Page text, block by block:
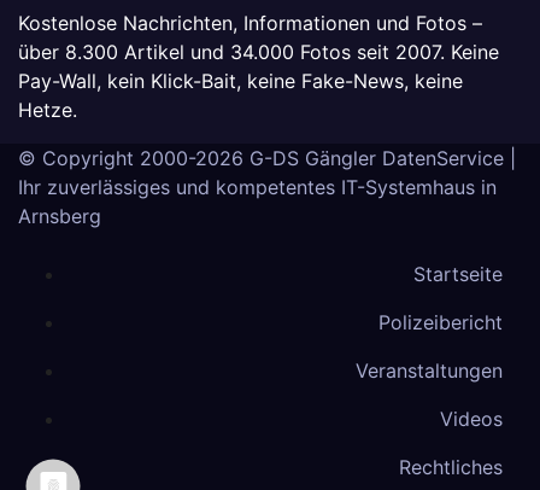
Kostenlose Nachrichten, Informationen und Fotos –
über 8.300 Artikel und 34.000 Fotos seit 2007. Keine
Pay-Wall, kein Klick-Bait, keine Fake-News, keine
Hetze.
© Copyright 2000-2026 G-DS Gängler DatenService
Ihr zuverlässiges und kompetentes IT-Systemhaus in
Arnsberg
Startseite
Polizeibericht
Veranstaltungen
Videos
Rechtliches